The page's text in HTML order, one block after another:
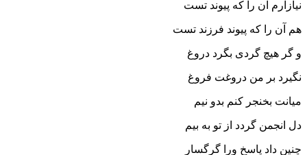
نیازارم آن را که پیوند تست
هم آن را که پیوند فرزند تست‏
و گر هیچ گردى بگرد دروغ
نگیرد بر من دروغت فروغ‏
میانت بخنجر کنم بدو نیم
دل انجمن گردد از تو به بیم‏
چنین داد پاسخ ورا گرگسار